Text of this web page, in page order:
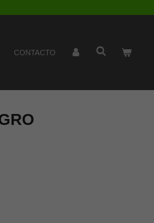
CONTACTO